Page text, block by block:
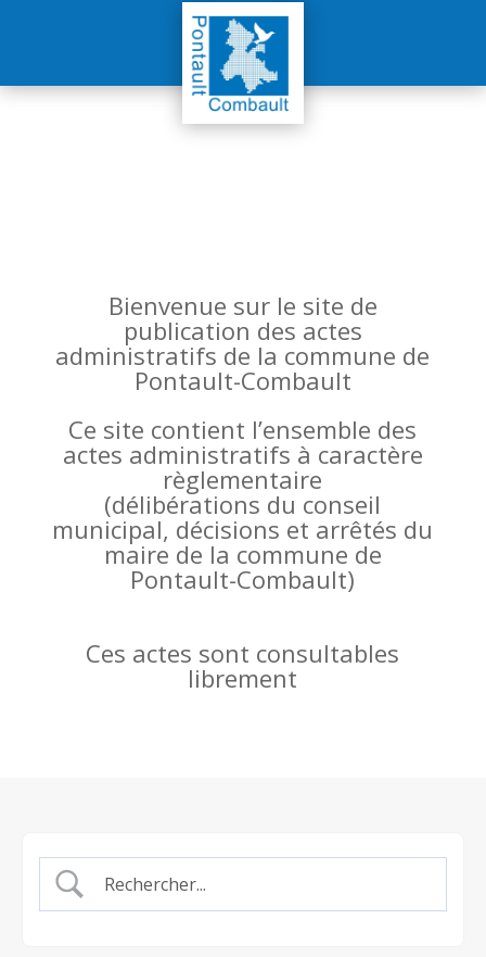
Bienvenue sur le site de
publication des actes
administratifs de la commune de
Pontault-Combault
Ce site contient l’ensemble des
actes administratifs à caractère
règlementaire
(délibérations du conseil
municipal, décisions et arrêtés du
maire de la commune de
Pontault-Combault)
Ces actes sont consultables
librement